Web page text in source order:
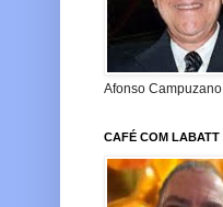
Afonso Campuzano
CAFÉ COM LABATT